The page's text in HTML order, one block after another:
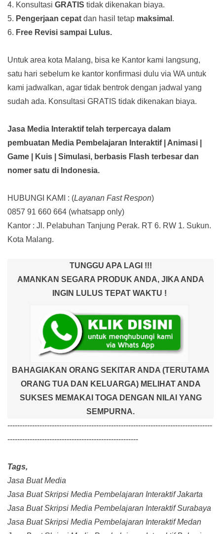
4. Konsultasi GRATIS tidak dikenakan biaya.
5. Pengerjaan cepat dan hasil tetap maksimal .
6. Free Revisi sampai Lulus.
Untuk area kota Malang, bisa ke Kantor kami langsung,
satu hari sebelum ke kantor konfirmasi dulu via WA untuk
kami jadwalkan, agar tidak bentrok dengan jadwal yang
sudah ada. Konsultasi GRATIS tidak dikenakan biaya.
Jasa Media Interaktif telah terpercaya dalam
pembuatan Media Pembelajaran Interaktif| Animasi |
Game | Kuis | Simulasi, berbasis Flash terbesar dan
nomer satu di Indonesia.
HUBUNGI KAMI : (Layanan Fast Respon)
0857 91 660 664 (whatsapp only)
Kantor : Jl. Pelabuhan Tanjung Perak. RT 6. RW 1. Sukun.
Kota Malang.
TUNGGU APA LAGI !!!
AMANKAN SEGARA PRODUK ANDA, JIKA ANDA
INGIN LULUS TEPAT WAKTU !
BAHAGIAKAN ORANG SEKITAR ANDA (TERUTAMA
ORANG TUA DAN KELUARGA) MELIHAT ANDA
SUKSES MEMAKAI TOGA DENGAN NILAI YANG
SEMPURNA.
-----------------------------------------------------------------------------------
-----------------------------------------------------
Tags,
Jasa Buat Media
Jasa Buat Skripsi Media Pembelajaran Interaktif Jakarta
Jasa Buat Skripsi Media Pembelajaran Interaktif Surabaya
Jasa Buat Skripsi Media Pembelajaran Interaktif Medan